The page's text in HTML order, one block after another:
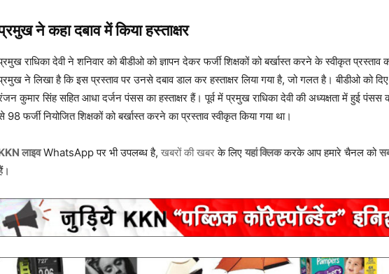
ने कहा दबाव में किया हस्ताक्षर
राधिका देवी ने शनिवार को बीडीओ को ज्ञापन देकर फर्जी शिक्षकों को बर्खास्त करने के स्वीकृत प्रस्ताव
ने लिखा है कि इस प्रस्ताव पर उनसे दबाव डाल कर हस्ताक्षर लिया गया है, जो गलत है। बीडीओ को
कुमार सिंह सहित आधा दर्जन पंसस का हस्ताक्षर हैं। पूर्व में प्रमुख राधिका देवी की अध्यक्षता में हुई पंसस
98 फर्जी नियोजित शिक्षकों को बर्खास्त करने का प्रस्ताव स्वीकृत किया गया था।
लाइवWhatsApp पर भी उपलब्ध है, खबरों की खबरके लिए यहां क्लिककरके आप हमारे चैनल को